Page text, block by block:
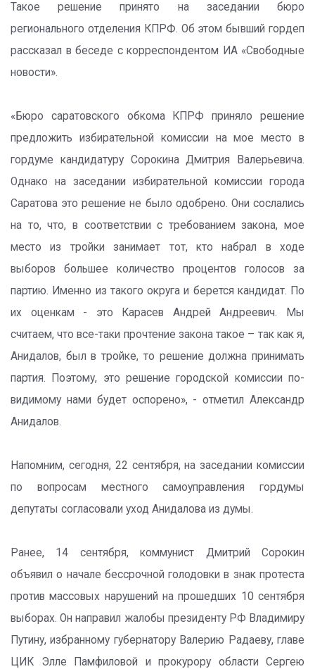
Такое решение принято на заседании бюро
регионального отделения КПРФ. Об этом бывший гордеп
рассказал в беседе с корреспондентом ИА «Свободные
новости».
«Бюро саратовского обкома КПРФ приняло решение
предложить избирательной комиссии на мое место в
гордуме кандидатуру Сорокина Дмитрия Валерьевича.
Однако на заседании избирательной комиссии города
Саратова это решение не было одобрено. Они сослались
на то, что, в соответствии с требованием закона, мое
место из тройки занимает тот, кто набрал в ходе
выборов большее количество процентов голосов за
партию. Именно из такого округа и берется кандидат. По
их оценкам - это Карасев Андрей Андреевич. Мы
считаем, что все-таки прочтение закона такое – так как я,
Анидалов, был в тройке, то решение должна принимать
партия. Поэтому, это решение городской комиссии по-
видимому нами будет оспорено», - отметил Александр
Анидалов.
Напомним, сегодня, 22 сентября, на заседании комиссии
по вопросам местного самоуправления гордумы
депутаты согласовали уход Анидалова из думы.
Ранее, 14 сентября, коммунист Дмитрий Сорокин
объявил о начале бессрочной голодовки в знак протеста
против массовых нарушений на прошедших 10 сентября
выборах. Он направил жалобы президенту РФ Владимиру
Путину, избранному губернатору Валерию Радаеву, главе
ЦИК Элле Памфиловой и прокурору области Сергею